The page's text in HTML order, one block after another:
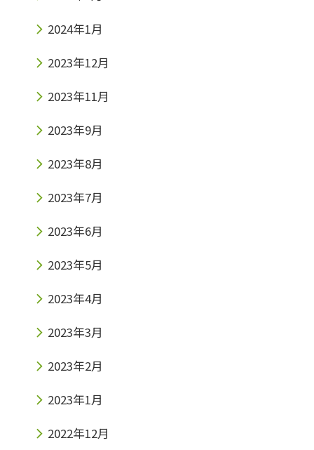
2024年1月
2023年12月
2023年11月
2023年9月
2023年8月
2023年7月
2023年6月
2023年5月
2023年4月
2023年3月
2023年2月
2023年1月
2022年12月